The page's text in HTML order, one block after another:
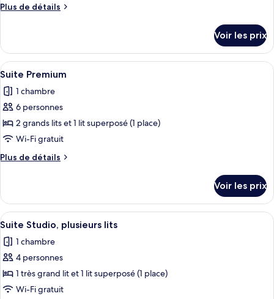
chambre :
grand
lit
Plus de détails
Plus
le
type
de
Chambre
Deluxe,
grand
lit
Voir les prix
Afficher
toutes
les
photos
pour
ce
type
de
Suite
Premium
Une chambre d’hôtel avec un grand
5
Suite Premium
1 chambre
6 personnes
2 grands lits et 1 lit superposé (1 place)
Wi-Fi gratuit
Plus de détails
Plus
le
type
de
Suite
Premium
Voir les prix
Afficher
toutes
les
photos
pour
ce
Une chambre d’hôtel avec un grand
5
Suite Studio, plusieurs lits
1 chambre
4 personnes
1 très grand lit et 1 lit superposé (1 place)
Wi-Fi gratuit